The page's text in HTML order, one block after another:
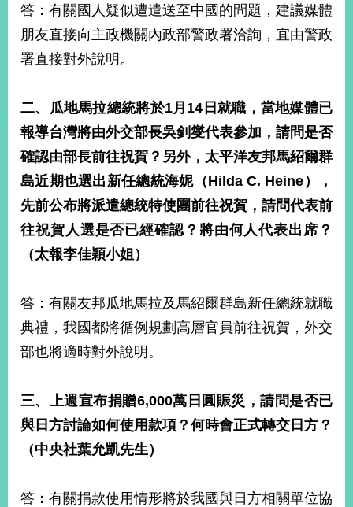
資
安
全
無
障
礙
網
站
說
明
聯
們
答：有關國人疑似遭遣送至中國的問題，建議媒體
朋友直接向主政機關內政部警政署洽詢，宜由警政
署直接對外說明。
二、瓜地馬拉總統將於1月 14 日就職，當地媒體已
報導台灣將由外交部長吳釗燮代表參加，請問是否
確認由部長前往祝賀？另外，太平洋友邦馬紹爾群
島近期也選出新任總統海妮（Hilda C. Heine），
先前公布將派遣總統特使團前往祝賀，請問代表前
往祝賀人選是否已經確認？將由何人代表出席？
（太報李佳穎小姐）
答：有關友邦瓜地馬拉及馬紹爾群島新任總統就職
典禮，我國都將循例規劃高層官員前往祝賀，外交
部也將適時對外說明。
三、上週宣布捐贈6,000萬日圓賑災，請問是否已
與日方討論如何使用款項？何時會正式轉交日方？
（中央社葉允凱先生）
答：有關捐款使用情形將於我國與日方相關單位協